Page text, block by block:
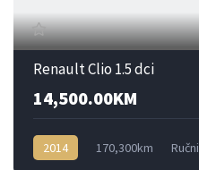
Renault Clio 1.5 dci
14,500.00KM
2014 170,300km Ručni